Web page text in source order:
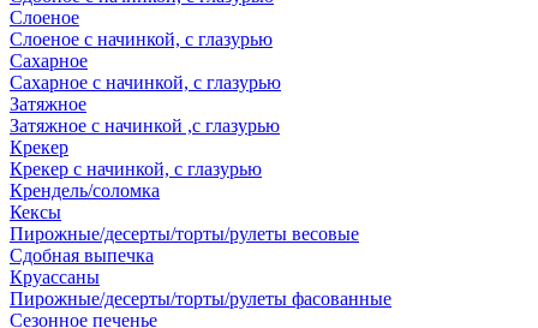
Слоеное
Слоеное с начинкой, с глазурью
Сахарное
Сахарное с начинкой, с глазурью
Затяжное
Затяжное с начинкой ,с глазурью
Крекер
Крекер с начинкой, с глазурью
Крендель/соломка
Кексы
Пирожные/десерты/торты/рулеты весовые
Сдобная выпечка
Круассаны
Пирожные/десерты/торты/рулеты фасованные
Сезонное печенье